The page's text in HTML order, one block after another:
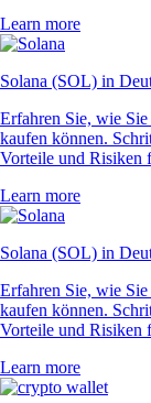
Learn more
Solana (SOL) in
Erfahren Sie, wie
kaufen können.
Vorteile und Risiken
Learn more
Solana (SOL) in
Erfahren Sie, wie
kaufen können.
Vorteile und Risiken
Learn more